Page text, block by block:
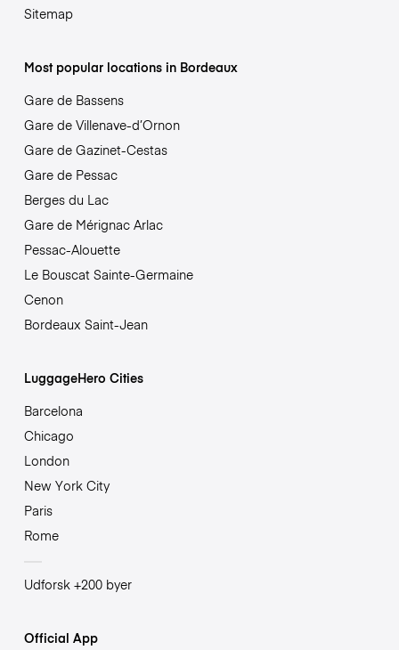
Sitemap
Most popular locations in Bordeaux
Gare de Bassens
Gare de Villenave-d’Ornon
Gare de Gazinet-Cestas
Gare de Pessac
Berges du Lac
Gare de Mérignac Arlac
Pessac-Alouette
Le Bouscat Sainte-Germaine
Cenon
Bordeaux Saint-Jean
LuggageHero Cities
Barcelona
Chicago
London
New York City
Paris
Rome
Udforsk +200 byer
Official App